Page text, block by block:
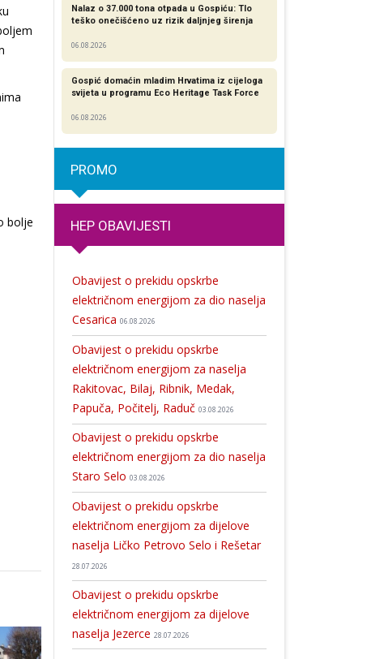
bolje
Nalaz o 37.000 tona otpada u Gospiću: Tlo
teško onečišćeno uz rizik daljnjeg širenja
06.08.2026
Gospić domaćin mladim Hrvatima iz cijeloga
svijeta u programu Eco Heritage Task Force
06.08.2026
PROMO
HEP OBAVIJESTI
Obavijest o prekidu opskrbe
električnom energijom za dio naselja
Cesarica 06.08.2026
Obavijest o prekidu opskrbe
električnom energijom za naselja
Rakitovac, Bilaj, Ribnik, Medak,
Papuča, Počitelj, Raduč 03.08.2026
Obavijest o prekidu opskrbe
električnom energijom za dio naselja
Staro Selo 03.08.2026
Obavijest o prekidu opskrbe
električnom energijom za dijelove
naselja Ličko Petrovo Selo i Rešetar
28.07.2026
Obavijest o prekidu opskrbe
električnom energijom za dijelove
naselja Jezerce 28.07.2026